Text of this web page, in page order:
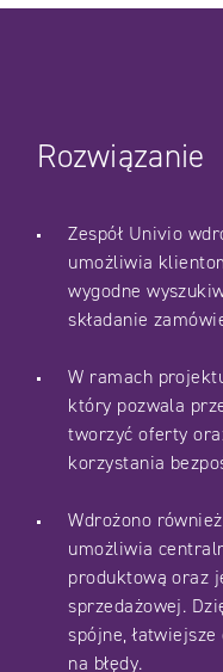
Rozwiązanie
Zespół Univio
umożliwia
wygodne
składanie
W ramach
który pozwala
tworzyć oferty
korzystania
Wdrożono
umożliwia
produktową oraz
sprzedażowej.
spójne,
na błędy.